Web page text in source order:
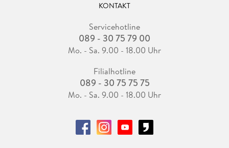
KONTAKT
Servicehotline
089 - 30 75 79 00
Mo. - Sa. 9.00 - 18.00 Uhr
Filialhotline
089 - 30 75 75 75
Mo. - Sa. 9.00 - 18.00 Uhr